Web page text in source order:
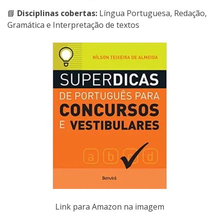
📘 Disciplinas cobertas: Língua Portuguesa, Redação,
Gramática e Interpretação de textos
Link para Amazon na imagem